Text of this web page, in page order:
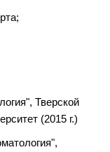
Тверской
(2015 г.)